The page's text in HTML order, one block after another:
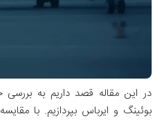
در این مقاله قصد داریم به
بوئینگ و ایرباس بپردازیم. با